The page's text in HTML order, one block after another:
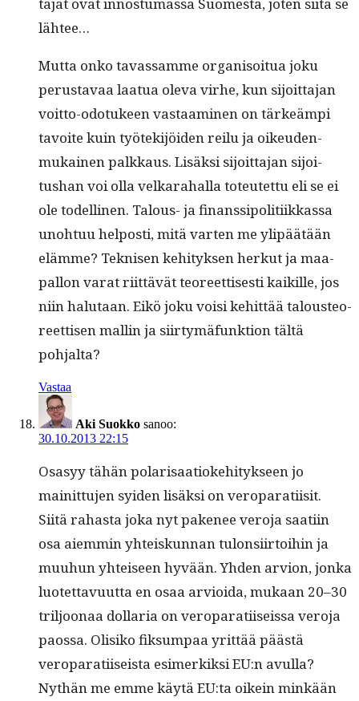
lähtee…
Mut­ta onko tavas­samme organ­isoitua joku
perus­tavaa laat­ua ole­va virhe, kun sijoit­ta­jan
voit­to-odotu­keen vas­taami­nen on tärkeämpi
tavoite kuin työtek­i­jöi­den reilu ja oikeu­den­
mukainen palkkaus. Lisäk­si sijoit­ta­jan sijoi­
tushan voi olla velka­ra­hal­la toteutet­tu eli se ei
ole todel­li­nen. Talous- ja finanssipoli­ti­ikkas­sa
uno­htuu hel­posti, mitä varten me ylipäätään
elämme? Teknisen kehi­tyk­sen herkut ja maa­
pal­lon varat riit­tävät teo­reet­tis­es­ti kaikille, jos
niin halu­taan. Eikö joku voisi kehit­tää talous­te­o­
reet­tisen mallin ja siir­tymä­funk­tion tältä
pohjalta?
Vastaa
Aki Suokko sanoo:
30.10.2013 22:15
Osasyy tähän polar­isaa­tioke­hi­tyk­seen jo
mainit­tu­jen syi­den lisäk­si on veroparati­isit.
Siitä rahas­ta joka nyt pak­e­nee vero­ja saati­in
osa aiem­min yhteiskun­nan tulon­si­ir­toi­hin ja
muuhun yhteiseen hyvään. Yhden arvion, jon­ka
luotet­tavu­ut­ta en osaa arvioi­da, mukaan 20–30
triljoon­aa dol­lar­ia on veroparati­i­seis­sa vero­ja
paos­sa. Olisiko fik­sumpaa yrit­tää päästä
veroparati­i­seista esimerkik­si EU:n avul­la?
Nythän me emme käytä EU:ta oikein minkään